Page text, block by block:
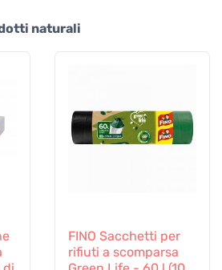
naturali
FINO Sacchetti per
rifiuti a scomparsa